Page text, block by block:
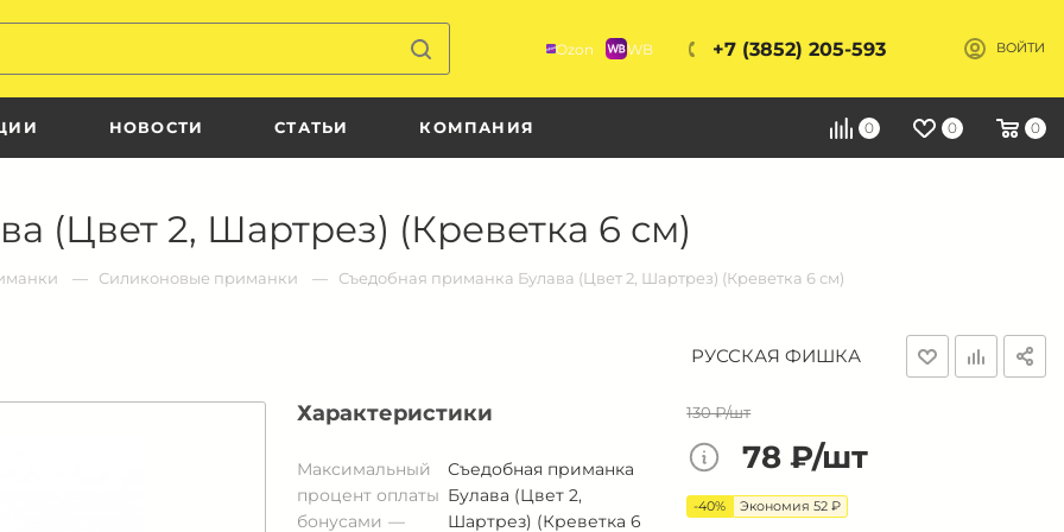
Ozon WB +7 (3852) 205-593 ВОЙТИ
НОВОСТИ СТАТЬИ КОМПАНИЯ 0 0 0
(Цвет 2, Шартрез) (Креветка 6 см)
Силиконовые приманки Съедобная приманка Булава (Цвет 2, Шартрез) (Креветка 6 см)
РУССКАЯ ФИШКА
Характеристики
Максимальный
процент оплаты
бонусами
Съедобная приманка
Булава (Цвет 2,
Шартрез) (Креветка 6
130 ₽/шт
78 ₽/шт
-40% Экономия 52 ₽